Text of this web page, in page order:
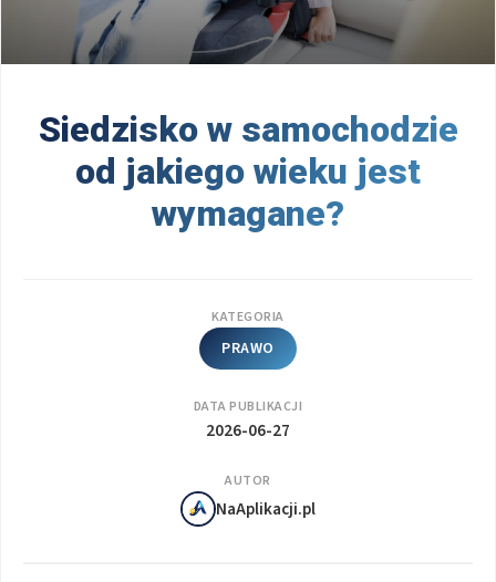
Siedzisko w samochodzie
od jakiego wieku jest
wymagane?
KATEGORIA
PRAWO
DATA PUBLIKACJI
2026-06-27
AUTOR
NaAplikacji.pl